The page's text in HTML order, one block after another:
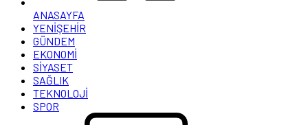
ANASAYFA
YENİŞEHİR
GÜNDEM
EKONOMİ
SİYASET
SAĞLIK
TEKNOLOJİ
SPOR